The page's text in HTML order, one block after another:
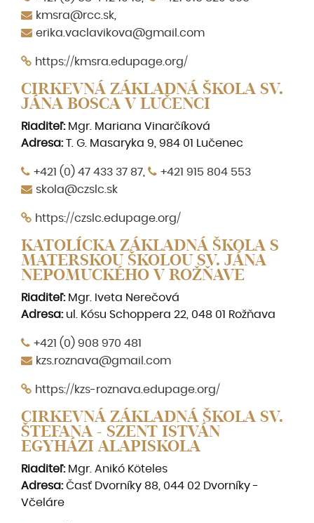
kmsra@rcc.sk
erika.vaclavikova@gmail.com
https://kmsra.edupage.org/
CIRKEVNÁ ZÁKLADNÁ ŠKOLA SV.
JÁNA BOSCA V LUČENCI
Riaditeľ: Mgr. Mariana Vinarčíková
Adresa: T. G. Masaryka 9, 984 01 Lučenec
+421 (0) 47 433 37 87
+421 915 804 553
skola@czslc.sk
https://czslc.edupage.org/
KATOLÍCKA ZÁKLADNÁ ŠKOLA S
MATERSKOU ŠKOLOU SV. JÁNA
NEPOMUCKÉHO V ROŽŇAVE
Riaditeľ: Mgr. Iveta Nerečová
Adresa: ul. Kósu Schoppera 22, 048 01 Rožňava
+421 (0) 908 970 481
kzs.roznava@gmail.com
https://kzs-roznava.edupage.org/
CIRKEVNÁ ZÁKLADNÁ ŠKOLA SV.
ŠTEFANA - SZENT ISTVÁN
EGYHÁZI ALAPISKOLA
Riaditeľ: Mgr. Anikó Köteles
Adresa: Časť Dvorníky 88, 044 02 Dvorníky -
Včeláre